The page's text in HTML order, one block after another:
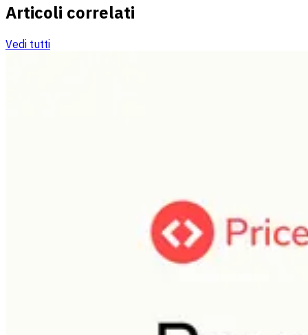
Articoli correlati
Vedi tutti